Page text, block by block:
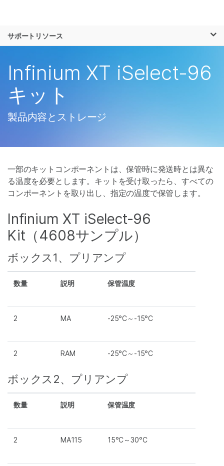
ソリューション
企業情報
サポート
サポートリソース
Infinium XT iSelect-96
キット
製品内容とストレージ
一部のキットコンポーネントは、保管時に発送時とは異な
る温度を必要とします。キットを受け取ったら、すべての
コンポーネントを取り出し、指定の温度で保管します。
Infinium XT iSelect-96
Kit（4608サンプル）
ボックス1、プリアンプ
数量 説明 保管温度
2 MA -25°C～-15°C
2 RAM -25°C～-15°C
ボックス2、プリアンプ
数量 説明 保管温度
2 MA115 15°C～30°C
お気に入りの分野を選択すると、関連性の
高いコンテンツへのリンクが表示されます:
がん研究
微生物研究
農学研究
複雑な疾患
臨床オンコロジー
生殖医学